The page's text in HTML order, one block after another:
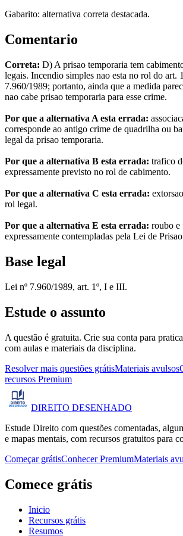
Gabarito: alternativa correta destacada.
Comentario
Correta: D) A prisao temporaria tem
legais. Incendio simples nao esta no rol do art.
7.960/1989; portanto, ainda que a medida
nao cabe prisao temporaria para esse crime.
Por que a alternativa A esta errada:
corresponde ao antigo crime de quadrilha ou
legal da prisao temporaria.
Por que a alternativa B esta errada: trafico
expressamente previsto no rol de cabimento.
Por que a alternativa C esta errada:
rol legal.
Por que a alternativa E esta errada: roubo e
expressamente contempladas pela Lei de
Base legal
Lei nº 7.960/1989, art. 1º, I e III.
Estude o assunto
A questão é gratuita. Crie sua conta para
com aulas e materiais da disciplina.
Resolver mais questões grátisMateriais avulsos
recursos Premium
DIREITO DESENHADO
Estude Direito com questões comentadas,
e mapas mentais, com recursos gratuitos para
Começar grátisConhecer PremiumMateriais
Comece grátis
Inicio
Recursos grátis
Resumos